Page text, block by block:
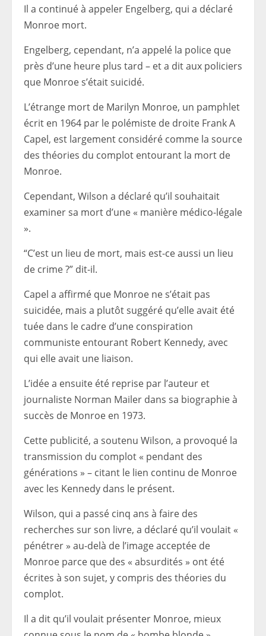
Il a continué à appeler Engelberg, qui a déclaré
Monroe mort.
Engelberg, cependant, n’a appelé la police que
près d’une heure plus tard – et a dit aux policiers
que Monroe s’était suicidé.
L’étrange mort de Marilyn Monroe, un pamphlet
écrit en 1964 par le polémiste de droite Frank A
Capel, est largement considéré comme la source
des théories du complot entourant la mort de
Monroe.
Cependant, Wilson a déclaré qu’il souhaitait
examiner sa mort d’une « manière médico-légale
».
“C’est un lieu de mort, mais est-ce aussi un lieu
de crime ?” dit-il.
Capel a affirmé que Monroe ne s’était pas
suicidée, mais a plutôt suggéré qu’elle avait été
tuée dans le cadre d’une conspiration
communiste entourant Robert Kennedy, avec
qui elle avait une liaison.
L’idée a ensuite été reprise par l’auteur et
journaliste Norman Mailer dans sa biographie à
succès de Monroe en 1973.
Cette publicité, a soutenu Wilson, a provoqué la
transmission du complot « pendant des
générations » – citant le lien continu de Monroe
avec les Kennedy dans le présent.
Wilson, qui a passé cinq ans à faire des
recherches sur son livre, a déclaré qu’il voulait «
pénétrer » au-delà de l’image acceptée de
Monroe parce que des « absurdités » ont été
écrites à son sujet, y compris des théories du
complot.
Il a dit qu’il voulait présenter Monroe, mieux